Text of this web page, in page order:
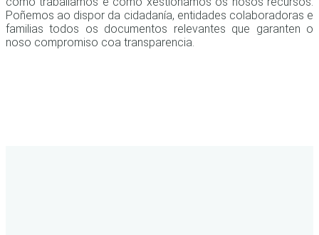
Poñemos ao dispor da cidadanía, entidades colaboradoras e
familias todos os documentos relevantes que garanten o
noso compromiso coa transparencia.